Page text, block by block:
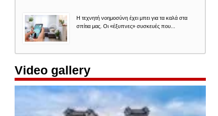
Η τεχνητή νοημοσύνη έχει μπει για τα καλά στα
σπίτια μας. Οι «έξυπνες» συσκευές που...
Video gallery